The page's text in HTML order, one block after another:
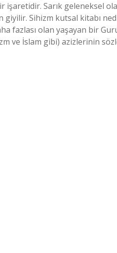
Sarık geleneksel
giyilir. Sihizm kutsal kitabı
fazlası olan yaşayan bir
ve İslam gibi) azizlerinin